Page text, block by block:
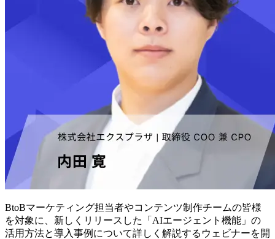
BtoBマーケティング担当者やコンテンツ制作チームの皆様
を対象に、新しくリリースした「AIエージェント機能」の
活用方法と導入事例について詳しく解説するウェビナーを開